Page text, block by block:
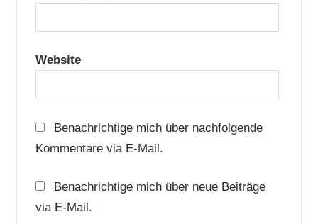
Website
Benachrichtige mich über nachfolgende
Kommentare via E-Mail.
Benachrichtige mich über neue Beiträge
via E-Mail.